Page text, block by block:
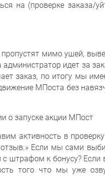
на (проверке заказа/
мимо ушей,
администратор идет за
заказ, по итогу мы
МПоста без
о запуске акции МПост
активность в
Если мы сами
штрафом к бонусу? Если
того что мы уже